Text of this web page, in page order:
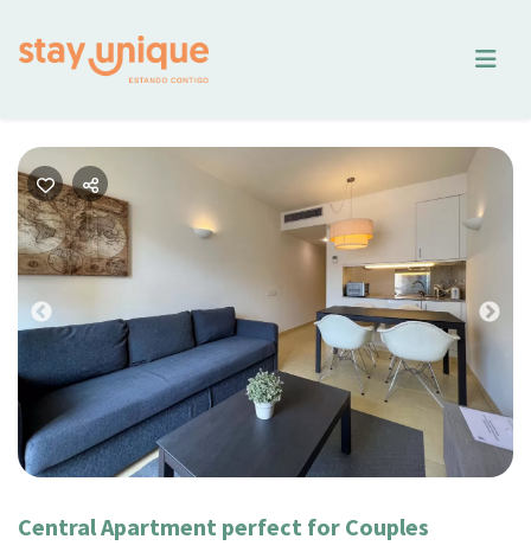
Previous
Central Apartment perfect for Couples